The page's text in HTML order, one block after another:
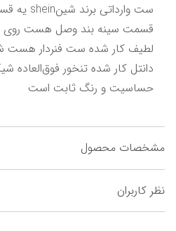
حساسیت و رنگ ثابت است
مشخصات محصول
نظر کاربران